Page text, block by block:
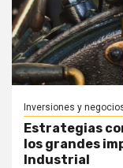
Inversiones y
Estrategias
los grandes
Industrial